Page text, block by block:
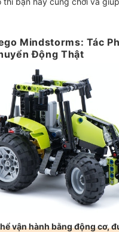
Mindstorms: Tác
Động Thật
vận hành bằng động cơ,